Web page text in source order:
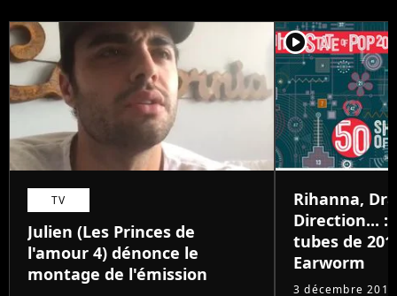
TV
Julien (Les Princes de
l'amour 4) dénonce le
montage de l'émission
player2
Rihanna,
Direction... :
tubes de
Earworm
3 décembre 2015